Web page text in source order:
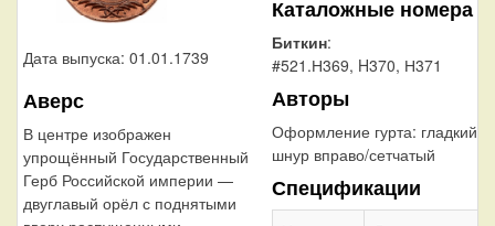
Дата выпуска: 01.01.1739
Аверс
В центре изображен
упрощённый Государственный
Герб Российской империи —
двуглавый орёл с поднятыми
Каталожные номера
Биткин:
#521.Н369, H370, Н371
Авторы
Оформление гурта: гладкий/
шнур вправо/сетчатый
Спецификации